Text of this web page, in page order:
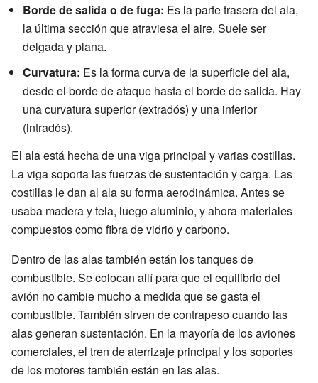
Borde de salida o de fuga: Es la parte trasera del ala,
la última sección que atraviesa el aire. Suele ser
delgada y plana.
Curvatura: Es la forma curva de la superficie del ala,
desde el borde de ataque hasta el borde de salida. Hay
una curvatura superior (extradós) y una inferior
(intradós).
El ala está hecha de una viga principal y varias costillas.
La viga soporta las fuerzas de sustentación y carga. Las
costillas le dan al ala su forma aerodinámica. Antes se
usaba madera y tela, luego aluminio, y ahora materiales
compuestos como fibra de vidrio y carbono.
Dentro de las alas también están los tanques de
combustible. Se colocan allí para que el equilibrio del
avión no cambie mucho a medida que se gasta el
combustible. También sirven de contrapeso cuando las
alas generan sustentación. En la mayoría de los aviones
comerciales, el tren de aterrizaje principal y los soportes
de los motores también están en las alas.